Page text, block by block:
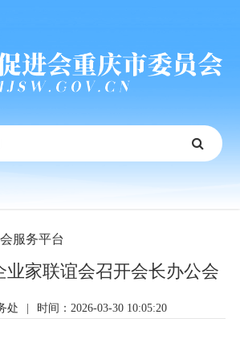
服务平台
业家联谊会召开会长办公会
处 时间：2026-03-30 10:05:20